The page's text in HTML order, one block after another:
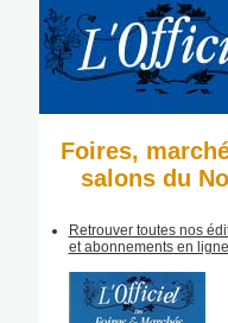
Foires,
salons du
Retrouver toutes nos
et abonnements en ligne